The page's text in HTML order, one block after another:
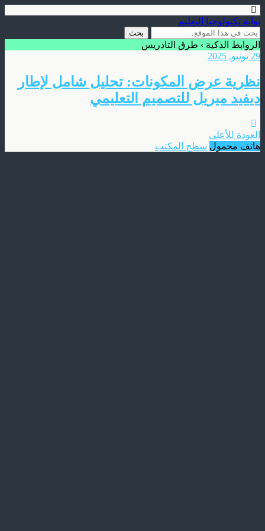
بوابة تكنولوجيا التعليم
الروابط الذكية › طرق التادريس
29 يونيو, 2025
نظرية عرض المكونات: تحليل شامل لإطار
ديفيد ميريل للتصميم التعليمي
العودة للأعلى
هاتف محمول سطح المكتب